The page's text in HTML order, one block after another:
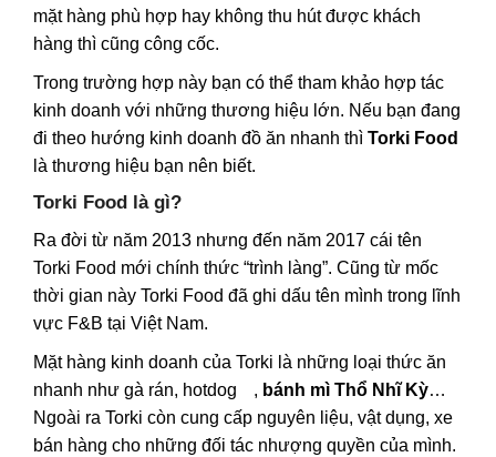
mặt hàng phù hợp hay không thu hút được khách
hàng thì cũng công cốc.
Trong trường hợp này bạn có thể tham khảo hợp tác
kinh doanh với những thương hiệu lớn. Nếu bạn đang
đi theo hướng kinh doanh đồ ăn nhanh thì Torki Food
là thương hiệu bạn nên biết.
Torki Food là gì?
Ra đời từ năm 2013 nhưng đến năm 2017 cái tên
Torki Food mới chính thức “trình làng”. Cũng từ mốc
thời gian này Torki Food đã ghi dấu tên mình trong lĩnh
vực F&B tại Việt Nam.
Mặt hàng kinh doanh của Torki là những loại thức ăn
nhanh như gà rán, hotdog , bánh mì Thổ Nhĩ Kỳ…
Ngoài ra Torki còn cung cấp nguyên liệu, vật dụng, xe
bán hàng cho những đối tác nhượng quyền của mình.